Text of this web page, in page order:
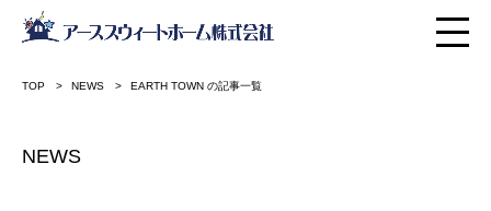
TOP NEWS EARTH TOWN の記事一覧
NEWS